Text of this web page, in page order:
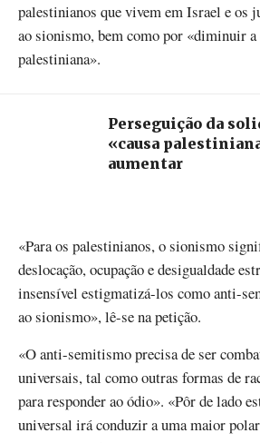
palestinianos que vivem em Israel e os
ao sionismo, bem como por «diminuir a
palestiniana».
Perseguição da
«causa
aumentar
«Para os palestinianos, o sionismo
deslocação, ocupação e desigualdade
insensível estigmatizá-los como anti-
ao sionismo», lê-se na petição.
«O anti-semitismo precisa de ser
universais, tal como outras formas de
para responder ao ódio». «Pôr de lado
universal irá conduzir a uma maior